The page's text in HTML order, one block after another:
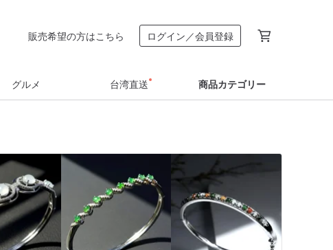
販売希望の方はこちら ログイン／会員登録
グルメ 台湾直送 商品カテゴリー